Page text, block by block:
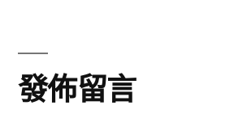
發佈留言